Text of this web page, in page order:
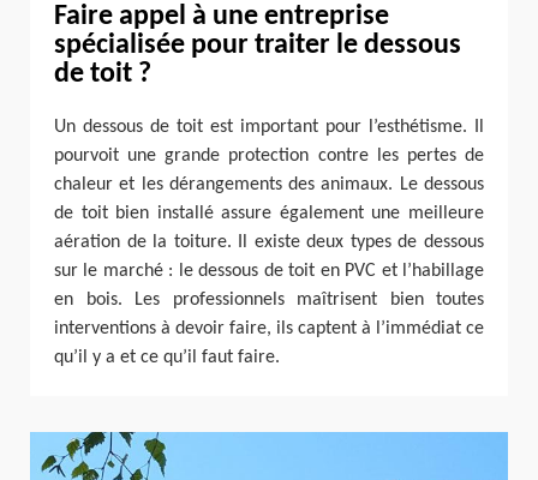
Faire appel à une entreprise
spécialisée pour traiter le dessous
de toit ?
Un dessous de toit est important pour l’esthétisme. Il
pourvoit une grande protection contre les pertes de
chaleur et les dérangements des animaux. Le dessous
de toit bien installé assure également une meilleure
aération de la toiture. Il existe deux types de dessous
sur le marché : le dessous de toit en PVC et l’habillage
en bois. Les professionnels maîtrisent bien toutes
interventions à devoir faire, ils captent à l’immédiat ce
qu’il y a et ce qu’il faut faire.